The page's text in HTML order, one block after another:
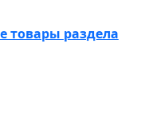
товары раздела